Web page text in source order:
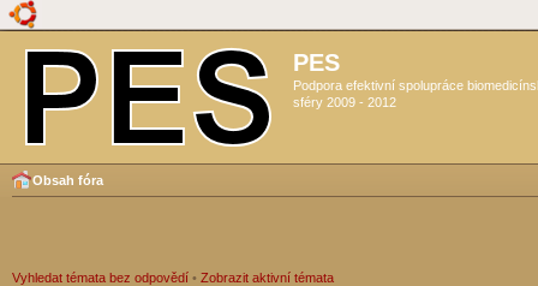
PES
Podpora efektivní spolupráce
sféry 2009 - 2012
Obsah fóra
Vyhledat témata bez odpovědí • Zobrazit aktivní témata